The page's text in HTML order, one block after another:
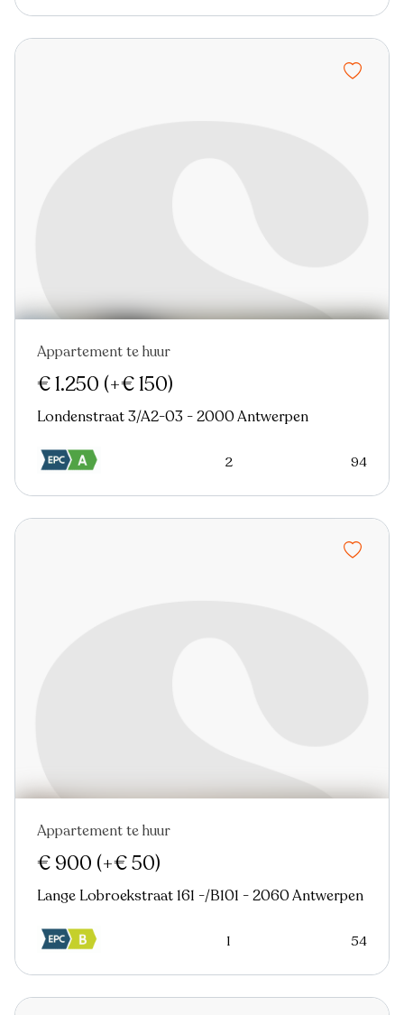
Nieuw
Appartement te huur
€ 1.250 (+€ 150)
Londenstraat 3/A2-03 - 2000 Antwerpen
2 94
Nieuw
Appartement te huur
€ 900 (+€ 50)
Lange Lobroekstraat 161 -/B101 - 2060 Antwerpen
1 54